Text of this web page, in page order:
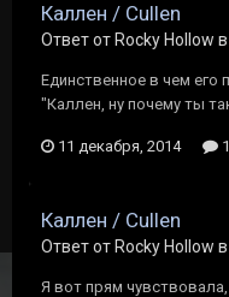
Каллен / Cullen
Ответ от Rocky Hollow в
Единственное в чем его
"Каллен, ну почему ты
11 декабря, 2014
Каллен / Cullen
Ответ от Rocky Hollow в
Я вот прям